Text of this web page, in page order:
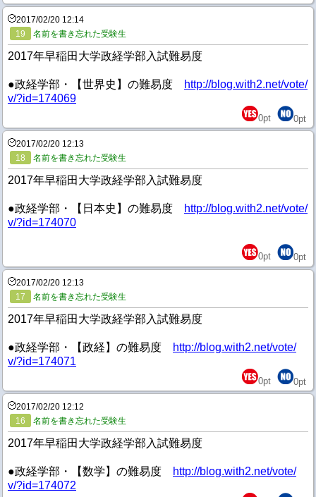
2017/02/20 12:14
19
名前を書き忘れた受験生
2017年早稲田大学政経学部入試難易度
●政経学部・【世界史】の難易度
http://blog.with2.net/vote/
v/?id=174069
0pt 0pt
2017/02/20 12:13
18
名前を書き忘れた受験生
2017年早稲田大学政経学部入試難易度
●政経学部・【日本史】の難易度
http://blog.with2.net/vote/
v/?id=174070
0pt 0pt
2017/02/20 12:13
17
名前を書き忘れた受験生
2017年早稲田大学政経学部入試難易度
●政経学部・【政経】の難易度
http://blog.with2.net/vote/
v/?id=174071
0pt 0pt
2017/02/20 12:12
16
名前を書き忘れた受験生
2017年早稲田大学政経学部入試難易度
●政経学部・【数学】の難易度
http://blog.with2.net/vote/
v/?id=174072